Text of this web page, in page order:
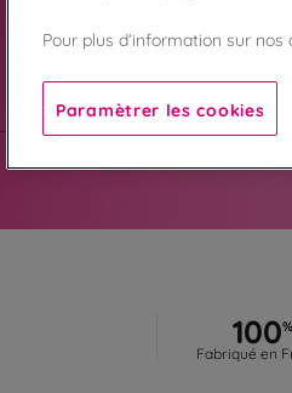
100%
Fabriqué en
Pour plus d’information sur nos
Paramètrer les cookies